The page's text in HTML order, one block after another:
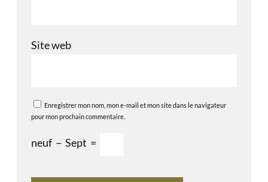
Site web
Enregistrer mon nom, mon e-mail et mon site dans le navigateur
pour mon prochain commentaire.
neuf − Sept =